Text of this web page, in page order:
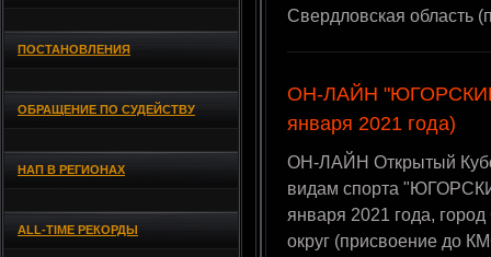
ПОСТАНОВЛЕНИЯ
ОБРАЩЕНИЕ ПО СУДЕЙСТВУ
НАП В РЕГИОНАХ
ALL-TIME РЕКОРДЫ
Свердловская область
ОН-ЛАЙН
января 2021 года)
ОН-ЛАЙН Открытый
видам спорта
января 2021 года,
округ (присвоение до